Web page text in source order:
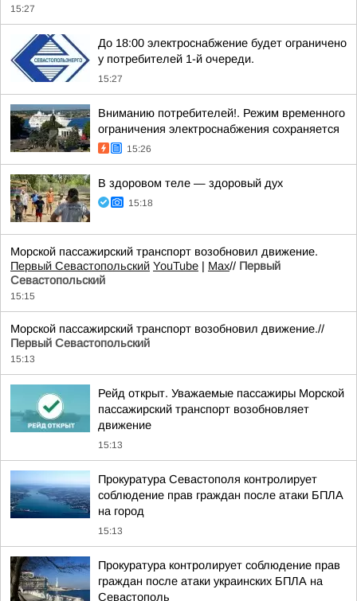
15:27
До 18:00 электроснабжение будет ограничено
у потребителей 1-й очереди.
15:27
Вниманию потребителей!. Режим временного
ограничения электроснабжения сохраняется
15:26
В здоровом теле — здоровый дух
15:18
Морской пассажирский транспорт возобновил движение.
Первый Севастопольский YouTube | Max// Первый
Севастопольский
15:15
Морской пассажирский транспорт возобновил движение.//
Первый Севастопольский
15:13
Рейд открыт. Уважаемые пассажиры Морской
пассажирский транспорт возобновляет
движение
15:13
Прокуратура Севастополя контролирует
соблюдение прав граждан после атаки БПЛА
на город
15:13
Прокуратура контролирует соблюдение прав
граждан после атаки украинских БПЛА на
Севастополь